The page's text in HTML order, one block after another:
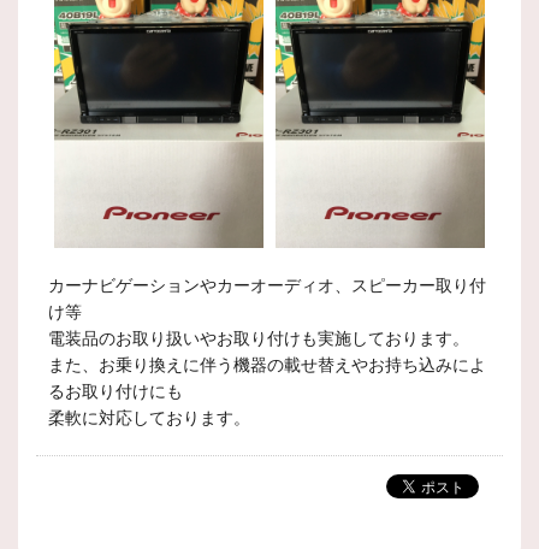
カーナビゲーションやカーオーディオ、スピーカー取り付
け等
電装品のお取り扱いやお取り付けも実施しております。
また、お乗り換えに伴う機器の載せ替えやお持ち込みによ
るお取り付けにも
柔軟に対応しております。